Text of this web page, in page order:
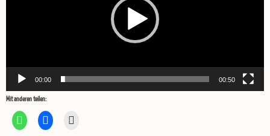
00:00 00:50
Mit anderen teilen: